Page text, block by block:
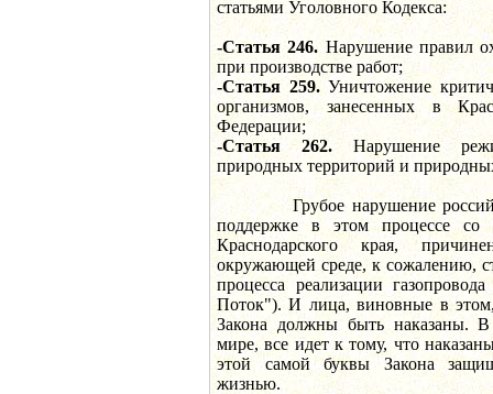
статьями Уголовного Кодекса:
-Статья 246. Нарушение правил
при производстве работ;
-Статья 259.Уничтожение
организмов, занесенных в
Федерации;
-Статья 262. Нарушение
природных территорий и
Грубое нарушение
поддержке в этом процессе со
Краснодарского края,
окружающей среде, к сожалению,
процесса реализации
Поток"). И лица, виновные в
Закона должны быть наказаны.
мире, все идет к тому, что
этой самой буквы Закона
жизнью.